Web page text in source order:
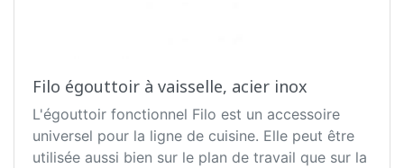
Filo égouttoir à vaisselle, acier inox
L'égouttoir fonctionnel Filo est un accessoire
universel pour la ligne de cuisine. Elle peut être
utilisée aussi bien sur le plan de travail que sur la